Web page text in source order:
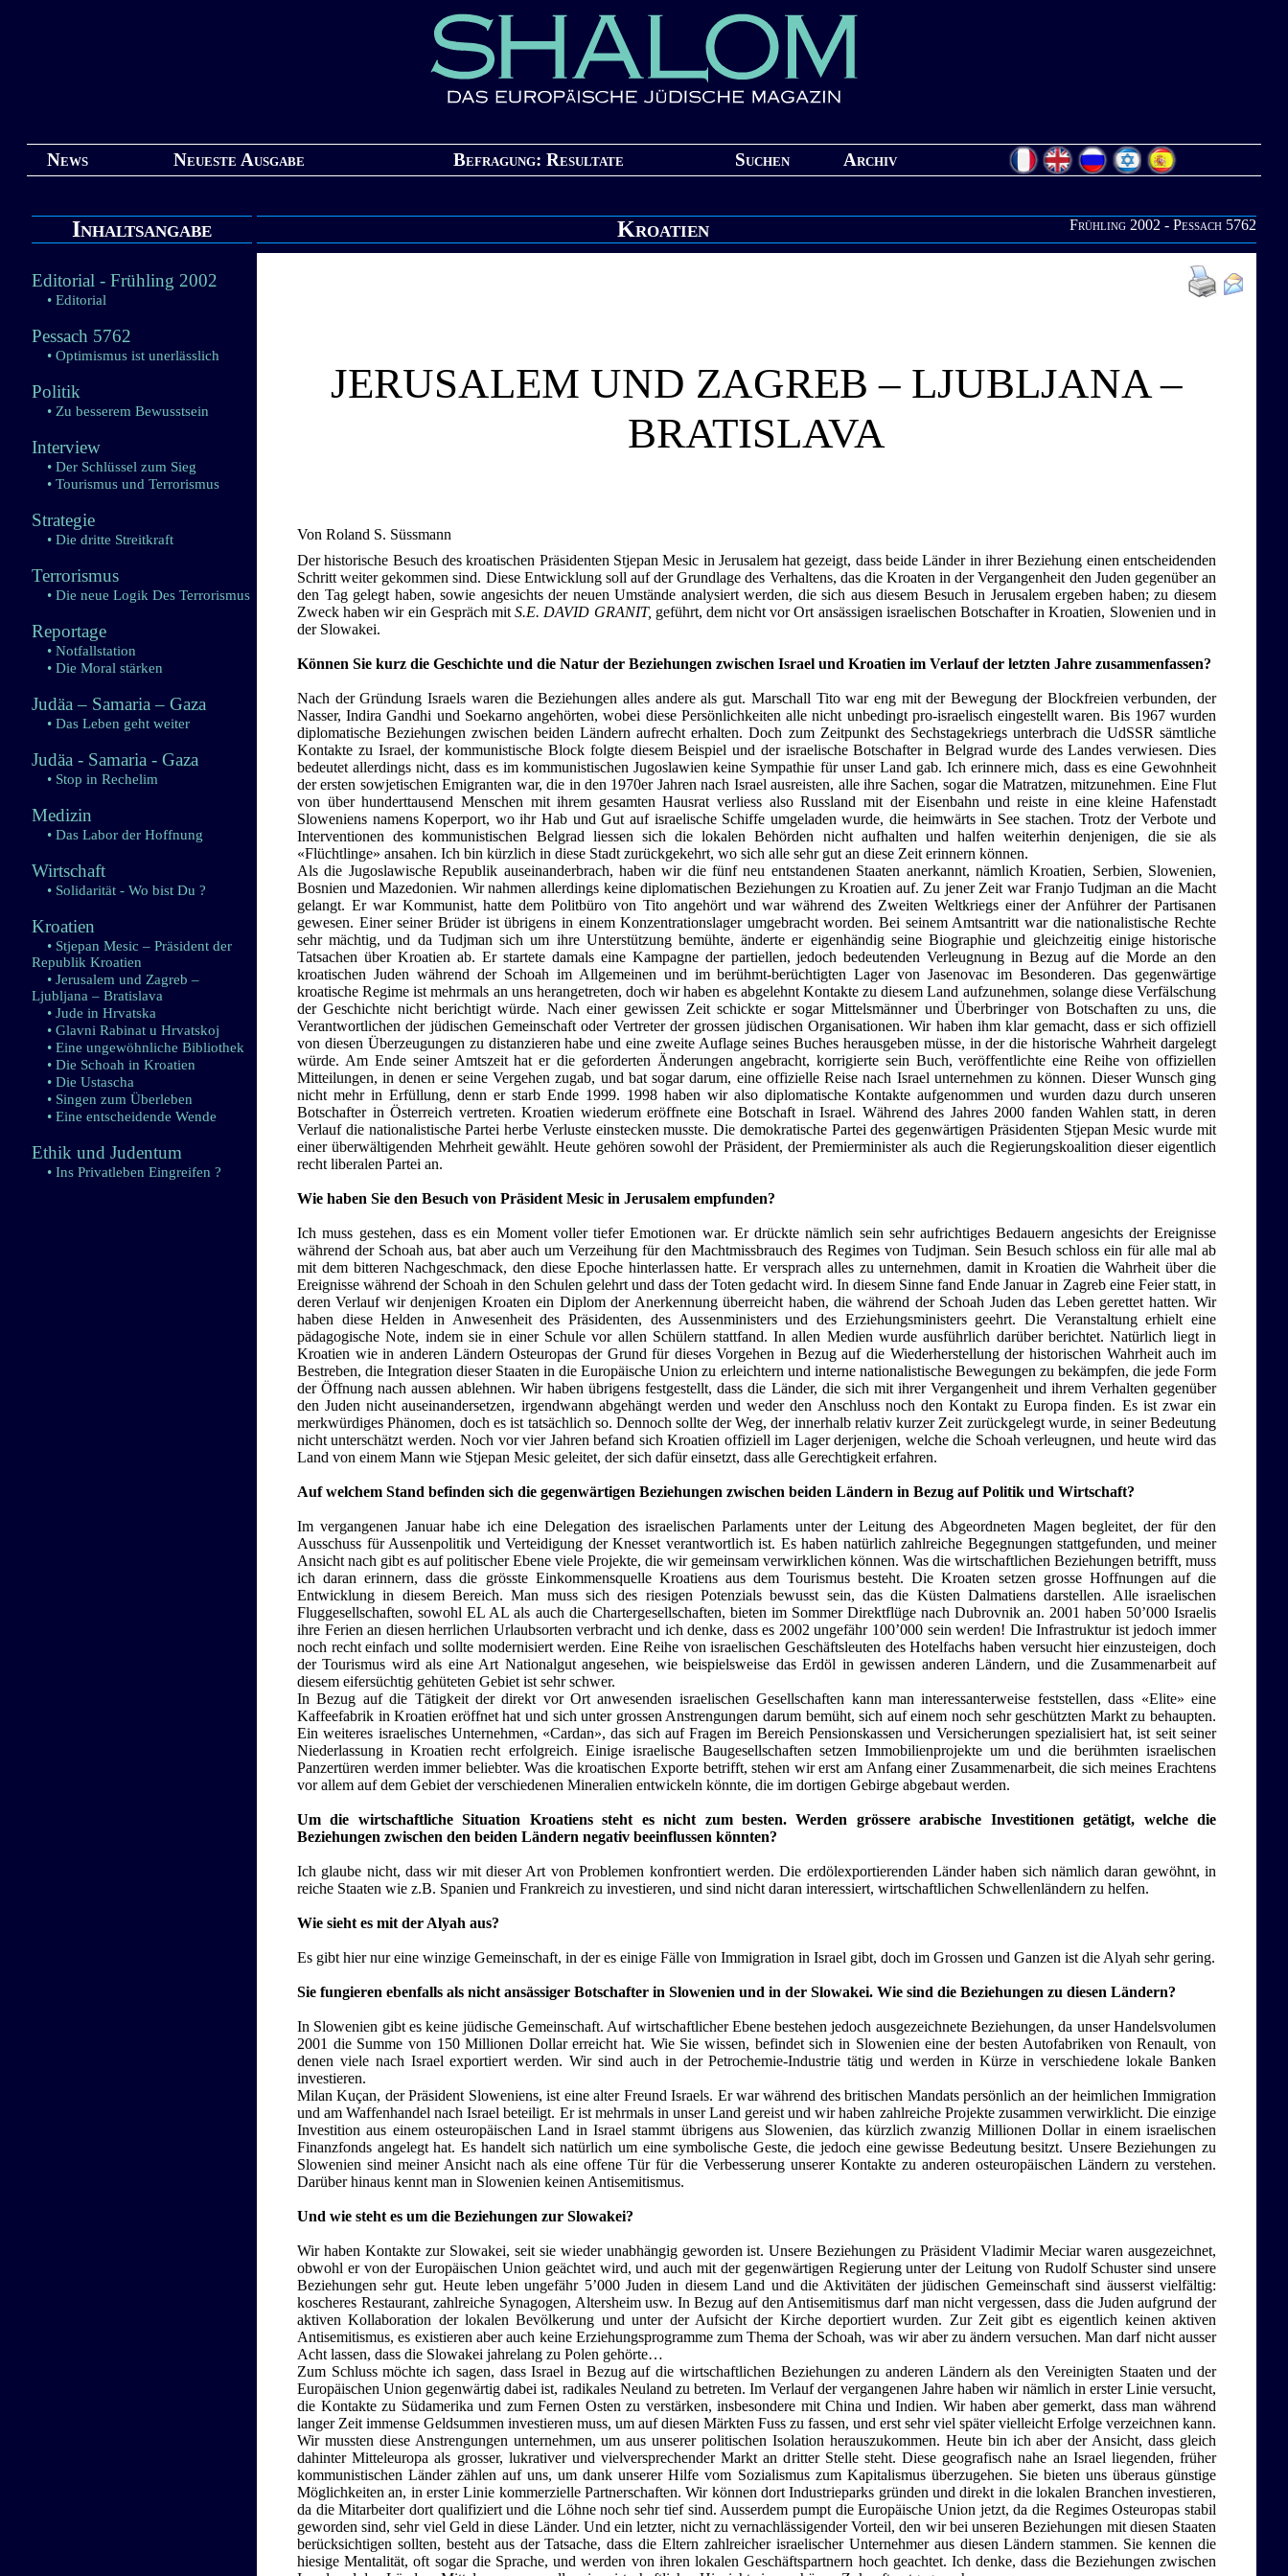
News Neueste Ausgabe Befragung: Resultate Suchen Archiv
Inhaltsangabe Kroatien Frühling 2002 - Pessach 5762
Editorial - Frühling 2002
• Editorial
Pessach 5762
• Optimismus ist unerlässlich
Politik
• Zu besserem Bewusstsein
Interview
• Der Schlüssel zum Sieg
• Tourismus und Terrorismus
Strategie
• Die dritte Streitkraft
Terrorismus
• Die neue Logik Des Terrorismus
Reportage
• Notfallstation
• Die Moral stärken
Judäa – Samaria – Gaza
• Das Leben geht weiter
Judäa - Samaria - Gaza
• Stop in Rechelim
Medizin
• Das Labor der Hoffnung
Wirtschaft
• Solidarität - Wo bist Du ?
Kroatien
• Stjepan Mesic – Präsident der
Republik Kroatien
• Jerusalem und Zagreb –
Ljubljana – Bratislava
• Jude in Hrvatska
• Glavni Rabinat u Hrvatskoj
• Eine ungewöhnliche Bibliothek
• Die Schoah in Kroatien
• Die Ustascha
• Singen zum Überleben
• Eine entscheidende Wende
Ethik und Judentum
• Ins Privatleben Eingreifen ?
JERUSALEM UND ZAGREB – LJUBLJANA –
BRATISLAVA
Von Roland S. Süssmann
Der historische Besuch des kroatischen Präsidenten Stjepan Mesic in Jerusalem hat gezeigt, dass beide Länder in ihrer Beziehung einen entscheidenden
Schritt weiter gekommen sind. Diese Entwicklung soll auf der Grundlage des Verhaltens, das die Kroaten in der Vergangenheit den Juden gegenüber an
den Tag gelegt haben, sowie angesichts der neuen Umstände analysiert werden, die sich aus diesem Besuch in Jerusalem ergeben haben; zu diesem
Zweck haben wir ein Gespräch mitS.E. DAVID GRANIT, geführt, dem nicht vor Ort ansässigen israelischen Botschafter in Kroatien, Slowenien und in
der Slowakei.
Können Sie kurz die Geschichte und die Natur der Beziehungen zwischen Israel und Kroatien im Verlauf der letzten Jahre zusammenfassen?
Nach der Gründung Israels waren die Beziehungen alles andere als gut. Marschall Tito war eng mit der Bewegung der Blockfreien verbunden, der
Nasser, Indira Gandhi und Soekarno angehörten, wobei diese Persönlichkeiten alle nicht unbedingt pro-israelisch eingestellt waren. Bis 1967 wurden
diplomatische Beziehungen zwischen beiden Ländern aufrecht erhalten. Doch zum Zeitpunkt des Sechstagekriegs unterbrach die UdSSR sämtliche
Kontakte zu Israel, der kommunistische Block folgte diesem Beispiel und der israelische Botschafter in Belgrad wurde des Landes verwiesen. Dies
bedeutet allerdings nicht, dass es im kommunistischen Jugoslawien keine Sympathie für unser Land gab. Ich erinnere mich, dass es eine Gewohnheit
der ersten sowjetischen Emigranten war, die in den 1970er Jahren nach Israel ausreisten, alle ihre Sachen, sogar die Matratzen, mitzunehmen. Eine Flut
von über hunderttausend Menschen mit ihrem gesamten Hausrat verliess also Russland mit der Eisenbahn und reiste in eine kleine Hafenstadt
Sloweniens namens Koperport, wo ihr Hab und Gut auf israelische Schiffe umgeladen wurde, die heimwärts in See stachen. Trotz der Verbote und
Interventionen des kommunistischen Belgrad liessen sich die lokalen Behörden nicht aufhalten und halfen weiterhin denjenigen, die sie als
«Flüchtlinge» ansahen. Ich bin kürzlich in diese Stadt zurückgekehrt, wo sich alle sehr gut an diese Zeit erinnern können.
Als die Jugoslawische Republik auseinanderbrach, haben wir die fünf neu entstandenen Staaten anerkannt, nämlich Kroatien, Serbien, Slowenien,
Bosnien und Mazedonien. Wir nahmen allerdings keine diplomatischen Beziehungen zu Kroatien auf. Zu jener Zeit war Franjo Tudjman an die Macht
gelangt. Er war Kommunist, hatte dem Politbüro von Tito angehört und war während des Zweiten Weltkriegs einer der Anführer der Partisanen
gewesen. Einer seiner Brüder ist übrigens in einem Konzentrationslager umgebracht worden. Bei seinem Amtsantritt war die nationalistische Rechte
sehr mächtig, und da Tudjman sich um ihre Unterstützung bemühte, änderte er eigenhändig seine Biographie und gleichzeitig einige historische
Tatsachen über Kroatien ab. Er startete damals eine Kampagne der partiellen, jedoch bedeutenden Verleugnung in Bezug auf die Morde an den
kroatischen Juden während der Schoah im Allgemeinen und im berühmt-berüchtigten Lager von Jasenovac im Besonderen. Das gegenwärtige
kroatische Regime ist mehrmals an uns herangetreten, doch wir haben es abgelehnt Kontakte zu diesem Land aufzunehmen, solange diese Verfälschung
der Geschichte nicht berichtigt würde. Nach einer gewissen Zeit schickte er sogar Mittelsmänner und Überbringer von Botschaften zu uns, die
Verantwortlichen der jüdischen Gemeinschaft oder Vertreter der grossen jüdischen Organisationen. Wir haben ihm klar gemacht, dass er sich offiziell
von diesen Überzeugungen zu distanzieren habe und eine zweite Auflage seines Buches herausgeben müsse, in der die historische Wahrheit dargelegt
würde. Am Ende seiner Amtszeit hat er die geforderten Änderungen angebracht, korrigierte sein Buch, veröffentlichte eine Reihe von offiziellen
Mitteilungen, in denen er seine Vergehen zugab, und bat sogar darum, eine offizielle Reise nach Israel unternehmen zu können. Dieser Wunsch ging
nicht mehr in Erfüllung, denn er starb Ende 1999. 1998 haben wir also diplomatische Kontakte aufgenommen und wurden dazu durch unseren
Botschafter in Österreich vertreten. Kroatien wiederum eröffnete eine Botschaft in Israel. Während des Jahres 2000 fanden Wahlen statt, in deren
Verlauf die nationalistische Partei herbe Verluste einstecken musste. Die demokratische Partei des gegenwärtigen Präsidenten Stjepan Mesic wurde mit
einer überwältigenden Mehrheit gewählt. Heute gehören sowohl der Präsident, der Premierminister als auch die Regierungskoalition dieser eigentlich
recht liberalen Partei an.
Wie haben Sie den Besuch von Präsident Mesic in Jerusalem empfunden?
Ich muss gestehen, dass es ein Moment voller tiefer Emotionen war. Er drückte nämlich sein sehr aufrichtiges Bedauern angesichts der Ereignisse
während der Schoah aus, bat aber auch um Verzeihung für den Machtmissbrauch des Regimes von Tudjman. Sein Besuch schloss ein für alle mal ab
mit dem bitteren Nachgeschmack, den diese Epoche hinterlassen hatte. Er versprach alles zu unternehmen, damit in Kroatien die Wahrheit über die
Ereignisse während der Schoah in den Schulen gelehrt und dass der Toten gedacht wird. In diesem Sinne fand Ende Januar in Zagreb eine Feier statt, in
deren Verlauf wir denjenigen Kroaten ein Diplom der Anerkennung überreicht haben, die während der Schoah Juden das Leben gerettet hatten. Wir
haben diese Helden in Anwesenheit des Präsidenten, des Aussenministers und des Erziehungsministers geehrt. Die Veranstaltung erhielt eine
pädagogische Note, indem sie in einer Schule vor allen Schülern stattfand. In allen Medien wurde ausführlich darüber berichtet. Natürlich liegt in
Kroatien wie in anderen Ländern Osteuropas der Grund für dieses Vorgehen in Bezug auf die Wiederherstellung der historischen Wahrheit auch im
Bestreben, die Integration dieser Staaten in die Europäische Union zu erleichtern und interne nationalistische Bewegungen zu bekämpfen, die jede Form
der Öffnung nach aussen ablehnen. Wir haben übrigens festgestellt, dass die Länder, die sich mit ihrer Vergangenheit und ihrem Verhalten gegenüber
den Juden nicht auseinandersetzen, irgendwann abgehängt werden und weder den Anschluss noch den Kontakt zu Europa finden. Es ist zwar ein
merkwürdiges Phänomen, doch es ist tatsächlich so. Dennoch sollte der Weg, der innerhalb relativ kurzer Zeit zurückgelegt wurde, in seiner Bedeutung
nicht unterschätzt werden. Noch vor vier Jahren befand sich Kroatien offiziell im Lager derjenigen, welche die Schoah verleugnen, und heute wird das
Land von einem Mann wie Stjepan Mesic geleitet, der sich dafür einsetzt, dass alle Gerechtigkeit erfahren.
Auf welchem Stand befinden sich die gegenwärtigen Beziehungen zwischen beiden Ländern in Bezug auf Politik und Wirtschaft?
Im vergangenen Januar habe ich eine Delegation des israelischen Parlaments unter der Leitung des Abgeordneten Magen begleitet, der für den
Ausschuss für Aussenpolitik und Verteidigung der Knesset verantwortlich ist. Es haben natürlich zahlreiche Begegnungen stattgefunden, und meiner
Ansicht nach gibt es auf politischer Ebene viele Projekte, die wir gemeinsam verwirklichen können. Was die wirtschaftlichen Beziehungen betrifft, muss
ich daran erinnern, dass die grösste Einkommensquelle Kroatiens aus dem Tourismus besteht. Die Kroaten setzen grosse Hoffnungen auf die
Entwicklung in diesem Bereich. Man muss sich des riesigen Potenzials bewusst sein, das die Küsten Dalmatiens darstellen. Alle israelischen
Fluggesellschaften, sowohl EL AL als auch die Chartergesellschaften, bieten im Sommer Direktflüge nach Dubrovnik an. 2001 haben 50’000 Israelis
ihre Ferien an diesen herrlichen Urlaubsorten verbracht und ich denke, dass es 2002 ungefähr 100’000 sein werden! Die Infrastruktur ist jedoch immer
noch recht einfach und sollte modernisiert werden. Eine Reihe von israelischen Geschäftsleuten des Hotelfachs haben versucht hier einzusteigen, doch
der Tourismus wird als eine Art Nationalgut angesehen, wie beispielsweise das Erdöl in gewissen anderen Ländern, und die Zusammenarbeit auf
diesem eifersüchtig gehüteten Gebiet ist sehr schwer.
In Bezug auf die Tätigkeit der direkt vor Ort anwesenden israelischen Gesellschaften kann man interessanterweise feststellen, dass «Elite» eine
Kaffeefabrik in Kroatien eröffnet hat und sich unter grossen Anstrengungen darum bemüht, sich auf einem noch sehr geschützten Markt zu behaupten.
Ein weiteres israelisches Unternehmen, «Cardan», das sich auf Fragen im Bereich Pensionskassen und Versicherungen spezialisiert hat, ist seit seiner
Niederlassung in Kroatien recht erfolgreich. Einige israelische Baugesellschaften setzen Immobilienprojekte um und die berühmten israelischen
Panzertüren werden immer beliebter. Was die kroatischen Exporte betrifft, stehen wir erst am Anfang einer Zusammenarbeit, die sich meines Erachtens
vor allem auf dem Gebiet der verschiedenen Mineralien entwickeln könnte, die im dortigen Gebirge abgebaut werden.
Um die wirtschaftliche Situation Kroatiens steht es nicht zum besten. Werden grössere arabische Investitionen getätigt, welche die
Beziehungen zwischen den beiden Ländern negativ beeinflussen könnten?
Ich glaube nicht, dass wir mit dieser Art von Problemen konfrontiert werden. Die erdölexportierenden Länder haben sich nämlich daran gewöhnt, in
reiche Staaten wie z.B. Spanien und Frankreich zu investieren, und sind nicht daran interessiert, wirtschaftlichen Schwellenländern zu helfen.
Wie sieht es mit der Alyah aus?
Es gibt hier nur eine winzige Gemeinschaft, in der es einige Fälle von Immigration in Israel gibt, doch im Grossen und Ganzen ist die Alyah sehr gering.
Sie fungieren ebenfalls als nicht ansässiger Botschafter in Slowenien und in der Slowakei. Wie sind die Beziehungen zu diesen Ländern?
In Slowenien gibt es keine jüdische Gemeinschaft. Auf wirtschaftlicher Ebene bestehen jedoch ausgezeichnete Beziehungen, da unser Handelsvolumen
2001 die Summe von 150 Millionen Dollar erreicht hat. Wie Sie wissen, befindet sich in Slowenien eine der besten Autofabriken von Renault, von
denen viele nach Israel exportiert werden. Wir sind auch in der Petrochemie-Industrie tätig und werden in Kürze in verschiedene lokale Banken
investieren.
Milan Kuçan, der Präsident Sloweniens, ist eine alter Freund Israels. Er war während des britischen Mandats persönlich an der heimlichen Immigration
und am Waffenhandel nach Israel beteiligt. Er ist mehrmals in unser Land gereist und wir haben zahlreiche Projekte zusammen verwirklicht. Die einzige
Investition aus einem osteuropäischen Land in Israel stammt übrigens aus Slowenien, das kürzlich zwanzig Millionen Dollar in einem israelischen
Finanzfonds angelegt hat. Es handelt sich natürlich um eine symbolische Geste, die jedoch eine gewisse Bedeutung besitzt. Unsere Beziehungen zu
Slowenien sind meiner Ansicht nach als eine offene Tür für die Verbesserung unserer Kontakte zu anderen osteuropäischen Ländern zu verstehen.
Darüber hinaus kennt man in Slowenien keinen Antisemitismus.
Und wie steht es um die Beziehungen zur Slowakei?
Wir haben Kontakte zur Slowakei, seit sie wieder unabhängig geworden ist. Unsere Beziehungen zu Präsident Vladimir Meciar waren ausgezeichnet,
obwohl er von der Europäischen Union geächtet wird, und auch mit der gegenwärtigen Regierung unter der Leitung von Rudolf Schuster sind unsere
Beziehungen sehr gut. Heute leben ungefähr 5’000 Juden in diesem Land und die Aktivitäten der jüdischen Gemeinschaft sind äusserst vielfältig:
koscheres Restaurant, zahlreiche Synagogen, Altersheim usw. In Bezug auf den Antisemitismus darf man nicht vergessen, dass die Juden aufgrund der
aktiven Kollaboration der lokalen Bevölkerung und unter der Aufsicht der Kirche deportiert wurden. Zur Zeit gibt es eigentlich keinen aktiven
Antisemitismus, es existieren aber auch keine Erziehungsprogramme zum Thema der Schoah, was wir aber zu ändern versuchen. Man darf nicht ausser
Acht lassen, dass die Slowakei jahrelang zu Polen gehörte…
Zum Schluss möchte ich sagen, dass Israel in Bezug auf die wirtschaftlichen Beziehungen zu anderen Ländern als den Vereinigten Staaten und der
Europäischen Union gegenwärtig dabei ist, radikales Neuland zu betreten. Im Verlauf der vergangenen Jahre haben wir nämlich in erster Linie versucht,
die Kontakte zu Südamerika und zum Fernen Osten zu verstärken, insbesondere mit China und Indien. Wir haben aber gemerkt, dass man während
langer Zeit immense Geldsummen investieren muss, um auf diesen Märkten Fuss zu fassen, und erst sehr viel später vielleicht Erfolge verzeichnen kann.
Wir mussten diese Anstrengungen unternehmen, um aus unserer politischen Isolation herauszukommen. Heute bin ich aber der Ansicht, dass gleich
dahinter Mitteleuropa als grosser, lukrativer und vielversprechender Markt an dritter Stelle steht. Diese geografisch nahe an Israel liegenden, früher
kommunistischen Länder zählen auf uns, um dank unserer Hilfe vom Sozialismus zum Kapitalismus überzugehen. Sie bieten uns überaus günstige
Möglichkeiten an, in erster Linie kommerzielle Partnerschaften. Wir können dort Industrieparks gründen und direkt in die lokalen Branchen investieren,
da die Mitarbeiter dort qualifiziert und die Löhne noch sehr tief sind. Ausserdem pumpt die Europäische Union jetzt, da die Regimes Osteuropas stabil
geworden sind, sehr viel Geld in diese Länder. Und ein letzter, nicht zu vernachlässigender Vorteil, den wir bei unseren Beziehungen mit diesen Staaten
berücksichtigen sollten, besteht aus der Tatsache, dass die Eltern zahlreicher israelischer Unternehmer aus diesen Ländern stammen. Sie kennen die
hiesige Mentalität, oft sogar die Sprache, und werden von ihren lokalen Geschäftspartnern hoch geachtet. Ich denke, dass die Beziehungen zwischen